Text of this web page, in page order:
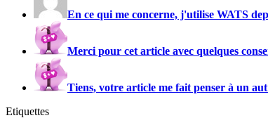
En ce qui me concerne, j'utilise WATS
Merci pour cet article avec quelques
Tiens, votre article me fait penser à un
Etiquettes